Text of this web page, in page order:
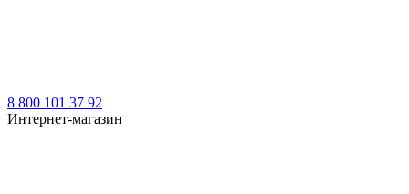
8 800 101 37 92
Интернет-магазин